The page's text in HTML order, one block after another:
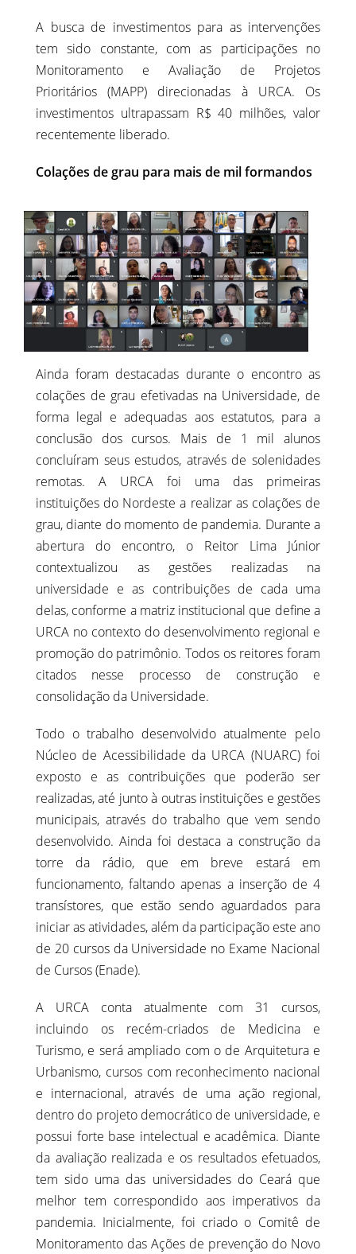
A busca de investimentos para as intervenções
tem sido constante, com as participações no
Monitoramento e Avaliação de Projetos
Prioritários (MAPP) direcionadas à URCA. Os
investimentos ultrapassam R$ 40 milhões, valor
recentemente liberado.
Colações de grau para mais de mil formandos
Ainda foram destacadas durante o encontro as
colações de grau efetivadas na Universidade, de
forma legal e adequadas aos estatutos, para a
conclusão dos cursos. Mais de 1 mil alunos
concluíram seus estudos, através de solenidades
remotas. A URCA foi uma das primeiras
instituições do Nordeste a realizar as colações de
grau, diante do momento de pandemia. Durante a
abertura do encontro, o Reitor Lima Júnior
contextualizou as gestões realizadas na
universidade e as contribuições de cada uma
delas, conforme a matriz institucional que define a
URCA no contexto do desenvolvimento regional e
promoção do patrimônio. Todos os reitores foram
citados nesse processo de construção e
consolidação da Universidade.
Todo o trabalho desenvolvido atualmente pelo
Núcleo de Acessibilidade da URCA (NUARC) foi
exposto e as contribuições que poderão ser
realizadas, até junto à outras instituições e gestões
municipais, através do trabalho que vem sendo
desenvolvido. Ainda foi destaca a construção da
torre da rádio, que em breve estará em
funcionamento, faltando apenas a inserção de 4
transístores, que estão sendo aguardados para
iniciar as atividades, além da participação este ano
de 20 cursos da Universidade no Exame Nacional
de Cursos (Enade).
A URCA conta atualmente com 31 cursos,
incluindo os recém-criados de Medicina e
Turismo, e será ampliado com o de Arquitetura e
Urbanismo, cursos com reconhecimento nacional
e internacional, através de uma ação regional,
dentro do projeto democrático de universidade, e
possui forte base intelectual e acadêmica. Diante
da avaliação realizada e os resultados efetuados,
tem sido uma das universidades do Ceará que
melhor tem correspondido aos imperativos da
pandemia. Inicialmente, foi criado o Comitê de
Monitoramento das Ações de prevenção do Novo